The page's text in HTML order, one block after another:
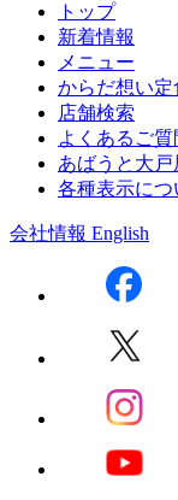
トップ
新着情報
メニュー
からだ想い定
店舗検索
よくあるご質
あばうと大戸
各種表示につ
会社情報 English